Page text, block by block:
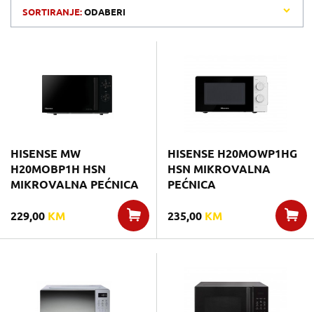
SORTIRANJE:ODABERI
HISENSE MW
H20MOBP1H HSN
MIKROVALNA PEĆNICA
229,00 KM
HISENSE H20MOWP1HG
HSN MIKROVALNA
PEĆNICA
235,00 KM